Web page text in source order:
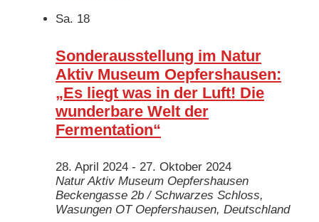
Sa. 18
Sonderausstellung im Natur
Aktiv Museum Oepfershausen:
„Es liegt was in der Luft! Die
wunderbare Welt der
Fermentation“
28. April 2024 - 27. Oktober 2024
Natur Aktiv Museum Oepfershausen
Beckengasse 2b / Schwarzes Schloss,
Wasungen OT Oepfershausen, Deutschland